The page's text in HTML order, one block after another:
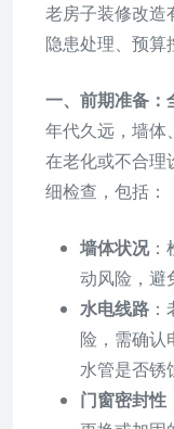
老房子装修改造
隐患处理、预算
一、前期准备：
年代久远，墙体
在老化或不合理
细检查，包括：
墙体状况：
动风险，避
水电线路
险，需确认
水管是否锈
门窗密封性